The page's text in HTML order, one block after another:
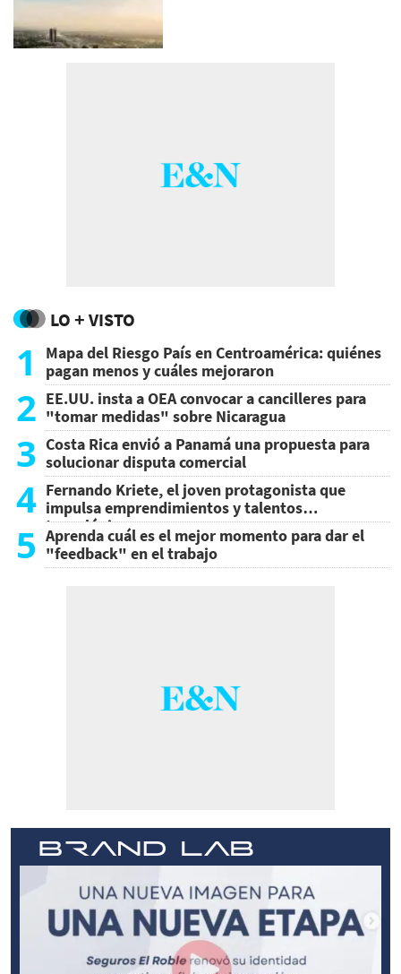
LO + VISTO
1
Mapa del Riesgo País en Centroamérica: quiénes
pagan menos y cuáles mejoraron
2 EE.UU. insta a OEA convocar a cancilleres para
"tomar medidas" sobre Nicaragua
3 Costa Rica envió a Panamá una propuesta para
solucionar disputa comercial
4 Fernando Kriete, el joven protagonista que
impulsa emprendimientos y talentos
tecnológicos
5 Aprenda cuál es el mejor momento para dar el
"feedback" en el trabajo